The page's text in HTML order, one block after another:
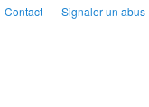
Contact
Signaler un abus